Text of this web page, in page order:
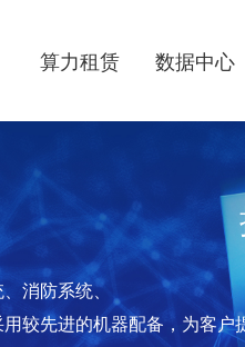
算力租赁 数据中心
消防系统、
较先进的机器配备，为客户